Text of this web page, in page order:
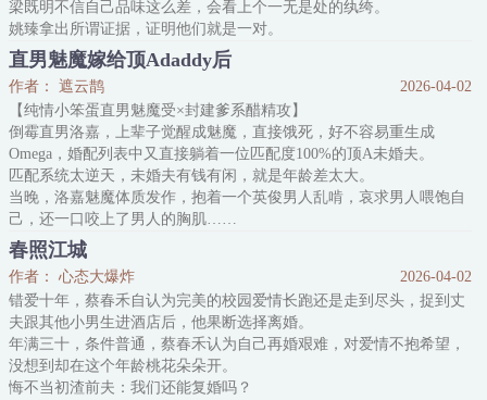
梁既明不信自己品味这么差，会看上个一无是处的纨绔。
姚臻拿出所谓证据，证明他们就是一对。
梁既明沉默。
行，他接受这个设定，但老公必须是他。
-
若干个月后，梁既明的记忆回来，但忘了失忆后发生的那些。
日子照常过，他按原定计划准备结婚。
那屡次挑衅他跟他不对付的纨绔找来，红着眼睛问他：“老公，你不
要我了吗？”
梁既明
直男魅魔嫁给顶Adaddy后
作者： 遮云鹊
2026-04-02
【纯情小笨蛋直男魅魔受×封建爹系醋精攻】
倒霉直男洛嘉，上辈子觉醒成魅魔，直接饿死，好不容易重生成
Omega，婚配列表中又直接躺着一位匹配度100%的顶A未婚夫。
匹配系统太逆天，未婚夫有钱有闲，就是年龄差太大。
当晚，洛嘉魅魔体质发作，抱着一个英俊男人乱啃，哀求男人喂饱自
己，还一口咬上了男人的胸肌……
醒来后，男人向洛嘉求婚，定下信息素互换协议。
原来他啃的就是自己的未婚夫，穆逐川。
无奈穆逐川的信息素实在好吃，洛嘉不想再饿死一遍，上好的食物送
上门，没有推出去的道理。
结就结，他是直男，他
春照江城
作者： 心态大爆炸
2026-04-02
错爱十年，蔡春禾自认为完美的校园爱情长跑还是走到尽头，捉到丈
夫跟其他小男生进酒店后，他果断选择离婚。
年满三十，条件普通，蔡春禾认为自己再婚艰难，对爱情不抱希望，
没想到却在这个年龄桃花朵朵开。
悔不当初渣前夫：我们还能复婚吗？